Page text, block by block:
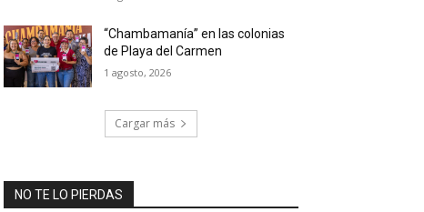
“Chambamanía” en las colonias
de Playa del Carmen
1 agosto, 2026
Cargar más
NO TE LO PIERDAS